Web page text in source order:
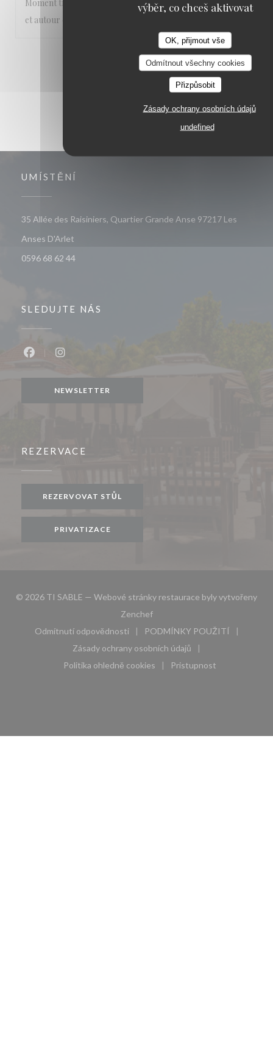
výběr, co chceš aktivovat
OK, přijmout vše
Odmítnout všechny cookies
Přizpůsobit
Zásady ochrany osobních údajů
undefined
Moment très agréable les pieds dans l’eau , abrité du soleil
et autour de bons plats
3
UMÍSTĚNÍ
35 Allée des Raisiniers, Quartier Grande Anse 97217 Les
Anses D'Arlet
0596 68 62 44
SLEDUJTE NÁS
NEWSLETTER
REZERVACE
REZERVOVAT STŮL
PRIVATIZACE
© 2026 TI SABLE — Webové stránky restaurace byly vytvořeny
Zenchef((otevře se v novém okně))
Odmítnutí odpovědnosti
((otevře se v novém okně))
PODMÍNKY POUŽITÍ
((otevře se v novém
Zásady ochrany osobních údajů
((otevře se v novém okně))
Politika ohledně cookies
((otevře se v novém okně))
Pristupnost
((otevře se v novém